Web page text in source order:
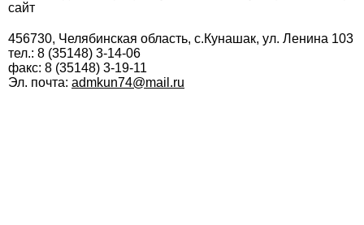
сайт
456730, Челябинская область, с.Кунашак, ул. Ленина 103
тел.: 8 (35148) 3-14-06
факс: 8 (35148) 3-19-11
Эл. почта: admkun74@mail.ru